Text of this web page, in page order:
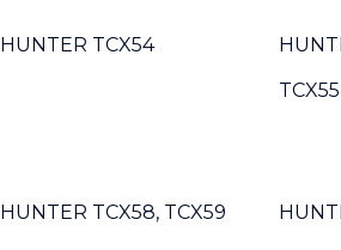
HUNTER TCX54
TCX55
HUNTER TCX58, TCX59